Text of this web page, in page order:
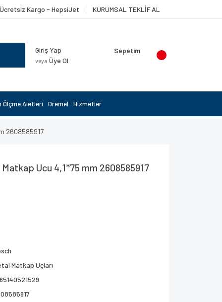
Kargo - HepsiJet KURUMSAL TEKLİF AL
Giriş Yap
veya Üye Ol
Sepetim
Ölçme Aletleri Dremel Hizmetler
2608585917
Ucu 4,1*75 mm 2608585917
Matkap Uçları